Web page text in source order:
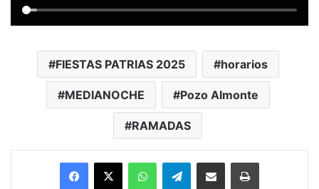
FIESTAS PATRIAS 2025 horarios
MEDIANOCHE Pozo Almonte
RAMADAS
Facebook
X WhatsAppTelegramEnviar vía email Imprimir